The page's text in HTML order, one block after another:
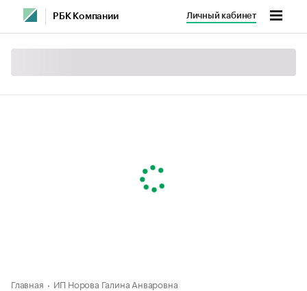
РБК Компании Личный кабинет
Главная ИП Норова Галина Анваровна